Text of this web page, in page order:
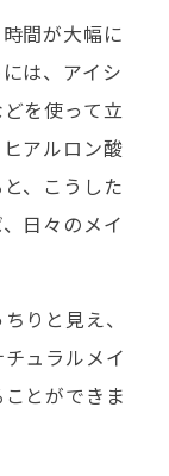
間が大幅に
は、アイシ
を使って立
アルロン酸
、こうした
日々のメイ
りと見え、
ュラルメイ
とができま